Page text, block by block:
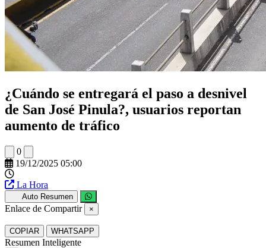
¿Cuándo se entregará el paso a desnivel
de San José Pinula?, usuarios reportan
aumento de tráfico
0
19/12/2025 05:00
La Hora
Auto Resumen
Enlace de Compartir ×
COPIAR WHATSAPP
Resumen Inteligente